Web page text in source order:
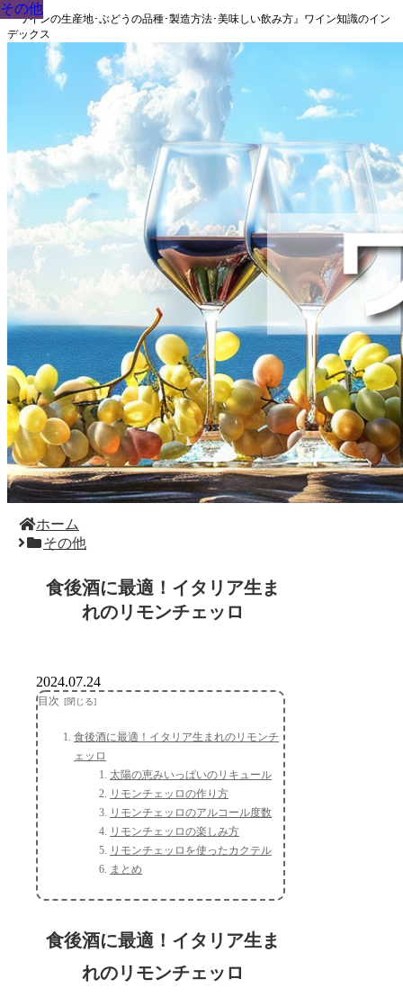
『ワインの生産地･ぶどうの品種･製造方法･美味しい飲み方』ワイン知識のイン
デックス
ホーム
その他
食後酒に最適！イタリア生ま
れのリモンチェッロ
その他
2024.07.24
目次
食後酒に最適！イタリア生まれのリモンチ
ェッロ
太陽の恵みいっぱいのリキュール
リモンチェッロの作り方
リモンチェッロのアルコール度数
リモンチェッロの楽しみ方
リモンチェッロを使ったカクテル
まとめ
食後酒に最適！イタリア生ま
れのリモンチェッロ
その他
その他
その他
その他
その他
その他
その他
その他